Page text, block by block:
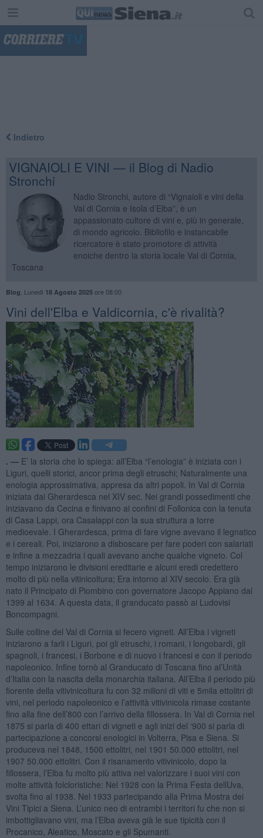
Indietro
VIGNAIOLI E VINI — il Blog di Nadio
Stronchi
Nadio Stronchi, autore di “Vignaioli e vini della
Val di Cornia e Isola d’Elba”, è un
appassionato cultore di vini e, più in generale,
di mondo agricolo. Bibliofilo e instancabile
ricercatore è stato promotore di attività
enoiche dentro la storia locale Val di Cornia,
Toscana
Blog Lunedì 18 Agosto 2025ore 08:00
Vini dell'Elba e Valdicornia, c'è rivalità?
. — E’ la storia che lo spiega: all’Elba “l’enologia” è iniziata con i
Liguri, quelli storici, ancor prima degli etruschi; Naturalmente una
enologia approssimativa, appresa da altri popoli. In Val di Cornia
iniziata dai Gherardesca nel XIV sec. Nei grandi possedimenti che
iniziavano da Cecina e finivano ai confini di Follonica con la tenuta
di Casa Lappi, ora Casalappi con la sua struttura a torre
medioevale. I Gherardesca, prima di fare vigne avevano il legnatico
e i cereali. Poi, iniziarono a disboscare per fare poderi con salariati
e infine a mezzadria i quali avevano anche qualche vigneto. Col
tempo iniziarono le divisioni ereditarie e alcuni eredi credettero
molto di più nella vitinicoltura; Era intorno al XIV secolo. Era già
nato il Principato di Piombino con governatore Jacopo Appiano dal
1399 al 1634. A questa data, il granducato passò ai Ludovisi
Boncompagni.
Sulle colline del Val di Cornia si fecero vigneti. All’Elba i vigneti
iniziarono a farli i Liguri, poi gli etruschi, i romani, i longobardi, gli
spagnoli, i francesi, i Borbone e di nuovo i francesi e con il periodo
napoleonico. Infine tornò al Granducato di Toscana fino al’Unità
d’Italia con la nascita della monarchia italiana. All’Elba il periodo più
fiorente della vitivinicoltura fu con 32 milioni di viti e 5mila ettolitri di
vini, nel periodo napoleonico e l’attività vitivinicola rimase costante
fino alla fine dell’800 con l’arrivo della fillossera. In Val di Cornia nel
1875 si parla di 400 ettari di vigneti e agli inizi del ‘900 si parla di
partecipazione a concorsi enologici in Volterra, Pisa e Siena. Si
produceva nel 1848, 1500 ettolitri, nel 1901 50.000 ettolitri, nel
1907 50.000 ettolitri. Con il risanamento vitivinicolo, dopo la
fillossera, l’Elba fu molto più attiva nel valorizzare i suoi vini con
molte attività folcloristiche: Nel 1928 con la Prima Festa dellUva,
svolta fino al 1938. Nel 1933 partecipando alla Prima Mostra dei
Vini Tipici a Siena. L’unico neo di entrambi i territori fu che non si
imbottigliavano vini, ma l’Elba aveva già le sue tipicità con il
Procanico, Aleatico, Moscato e gli Spumanti.